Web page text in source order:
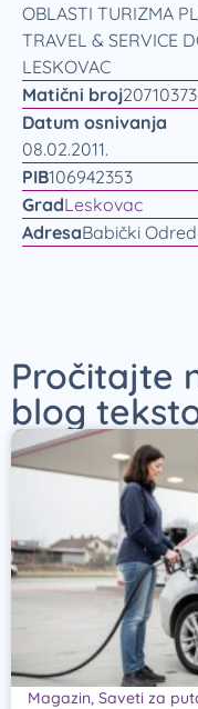
OBLASTI TURIZMA
TRAVEL & SERVICE
LESKOVAC
Matični broj20710373
Datum osnivanja
08.02.2011.
PIB106942353
GradLeskovac
AdresaBabički
Pročitajte
blog
Magazin, Saveti za